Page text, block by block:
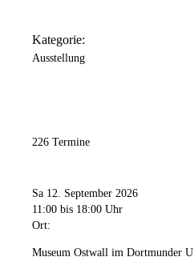
Kategorie:
Ausstellung
226 Termine
Sa 12. September 2026
11:00 bis 18:00 Uhr
Ort:
Museum Ostwall im Dortmunder U